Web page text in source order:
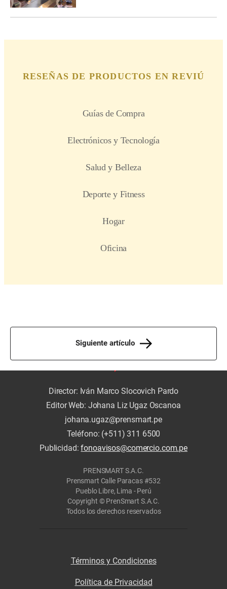
Siguiente artículo
Director: Iván Marco Slocovich Pardo
Editor Web: Johana Liz Ugaz Oscanoa
johana.ugaz@prensmart.pe
Teléfono: (+511) 311 6500
Publicidad:fonoavisos@comercio.com.pe
PRENSMART S.A.C.
Prensmart Calle Paracas #532
Pueblo Libre, Lima - Perú
Copyright © PrenSmart S.A.C.
Todos los derechos reservados
Términos y Condiciones
Política de Privacidad